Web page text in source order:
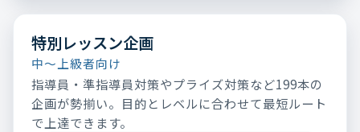
特別レッスン企画
中～上級者向け
指導員・準指導員対策やプライズ対策など199本の
企画が勢揃い。目的とレベルに合わせて最短ルート
で上達できます。